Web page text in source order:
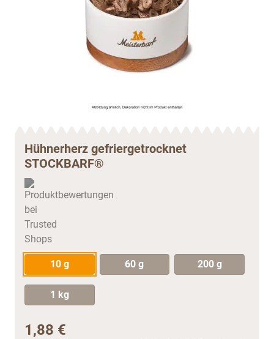
Hühnerherz gefriergetrocknet
STOCKBARF®
10 g 60 g 200 g
1 kg
1,88 €